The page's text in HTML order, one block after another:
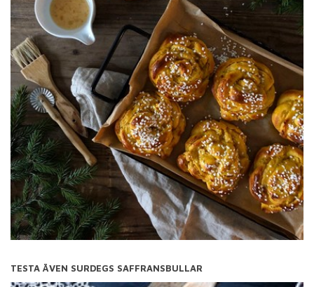
TESTA ÄVEN SURDEGS SAFFRANSBULLAR